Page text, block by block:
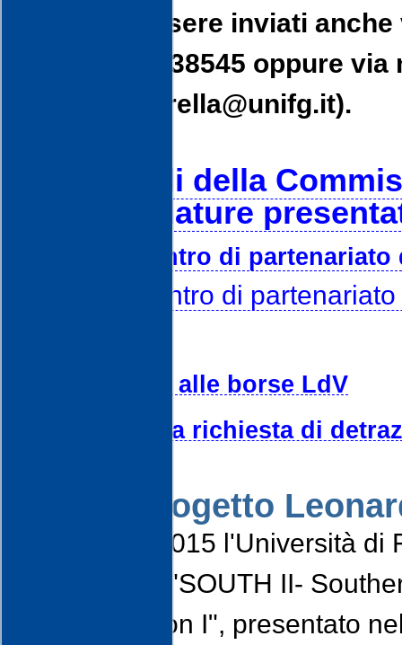
possono essere inviati
0039.0881.338545 oppure
maria.ciavarella@unifg.it).
Verbali della
candidature
Verbale incontro di partenariato
Verbale incontro di
Guida fiscale alle borse LdV
Modello per la richiesta di
Progetto
Per il 2013/2015 l'Università
del progetto "SOUTH II-
Harmonization I", presentato